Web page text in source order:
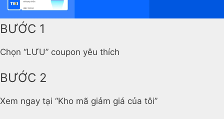
BƯỚC 1
Chọn “LƯU” coupon yêu thích
BƯỚC 2
Xem ngay tại “Kho mã giảm giá của tôi”